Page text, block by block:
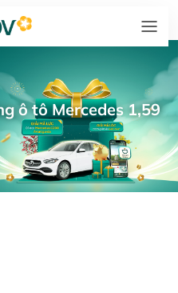
ô tô Mercedes 1,59